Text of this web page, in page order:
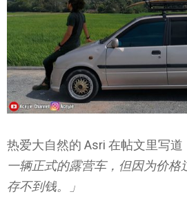
热爱大自然的 Asri 在帖文里写道
一辆正式的露营车，但因为价格
存不到钱。」